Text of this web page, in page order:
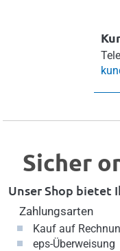
Sicher
Unser Shop bietet
Zahlungsarten
Kauf auf
eps-Überweisung